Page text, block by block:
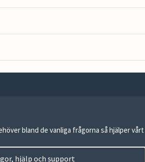
bland de vanliga frågorna så hjälper vårt
hjälp och support